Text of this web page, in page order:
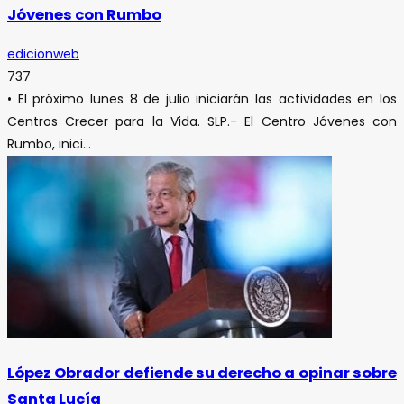
Jóvenes con Rumbo
edicionweb
737
• El próximo lunes 8 de julio iniciarán las actividades en los
Centros Crecer para la Vida. SLP.- El Centro Jóvenes con
Rumbo, inici...
López Obrador defiende su derecho a opinar sobre
Santa Lucía